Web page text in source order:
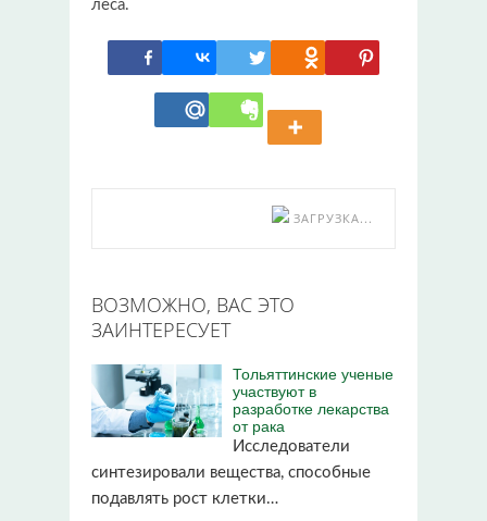
леса.
ЗАГРУЗКА...
ВОЗМОЖНО, ВАС ЭТО
ЗАИНТЕРЕСУЕТ
Тольяттинские ученые
участвуют в
разработке лекарства
от рака
Исследователи
синтезировали вещества, способные
подавлять рост клетки…